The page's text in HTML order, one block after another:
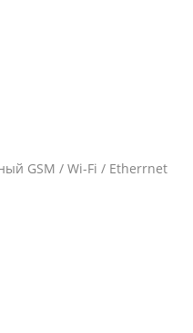
GSM / Wi-Fi / Etherrnet